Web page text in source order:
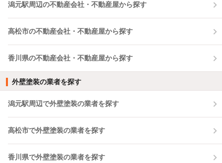
潟元駅周辺の不動産会社・不動産屋から探す
高松市の不動産会社・不動産屋から探す
香川県の不動産会社・不動産屋から探す
外壁塗装の業者を探す
潟元駅周辺で外壁塗装の業者を探す
高松市で外壁塗装の業者を探す
香川県で外壁塗装の業者を探す